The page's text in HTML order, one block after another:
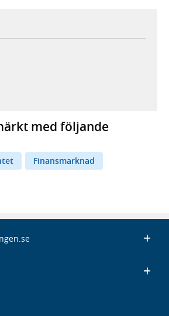
i ny flik, extern webbplats,
flik, extern webbplats,
i ny flik, extern webbplats,
din e-postklient,
med följande
Finansmarknad